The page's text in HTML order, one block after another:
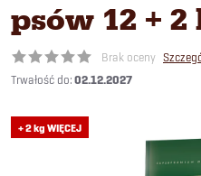
psów 12 +
Brak oceny
02.12.2027
+ 2 kg WIĘCEJ